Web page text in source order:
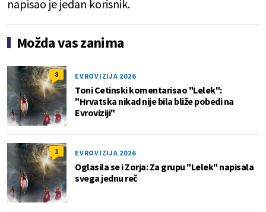
napisao je jedan korisnik.
Možda vas zanima
8 EVROVIZIJA 2026
Toni Cetinski komentarisao "Lelek":
"Hrvatska nikad nije bila bliže pobedi na
Evroviziji"
1 EVROVIZIJA 2026
Oglasila se i Zorja: Za grupu "Lelek" napisala
svega jednu reč